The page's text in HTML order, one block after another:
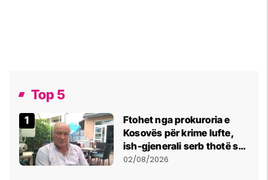
Top 5
Ftohet nga prokuroria e
Kosovës për krime lufte,
ish-gjenerali serb thotë se
dikush e tradhtoi në
02/08/2026